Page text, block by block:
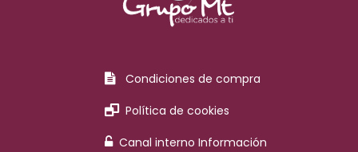
Condiciones de compra
Política de cookies
Canal interno Información